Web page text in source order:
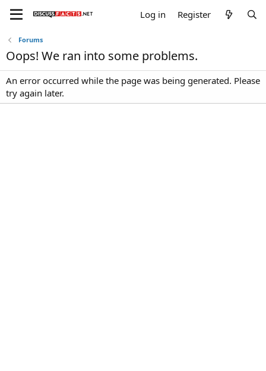
Log in Register
Forums
Oops! We ran into some problems.
An error occurred while the page was being generated. Please
try again later.